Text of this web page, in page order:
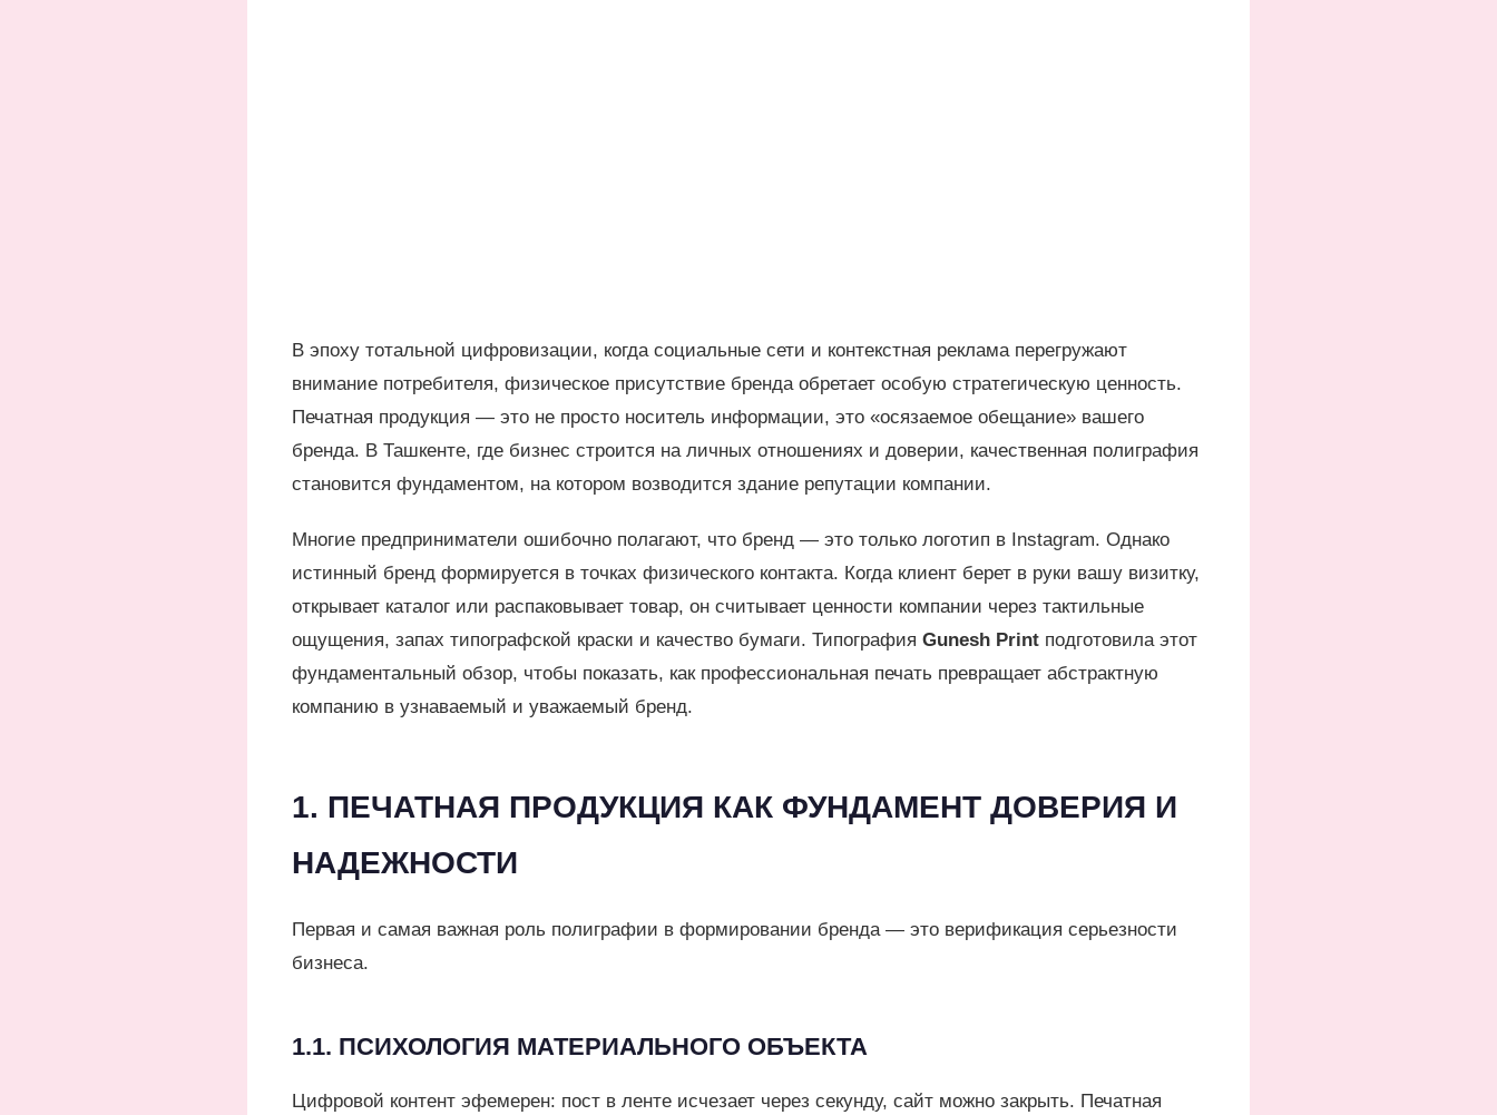
В эпоху тотальной цифровизации, когда социальные сети и контекстная реклама перегружают
внимание потребителя, физическое присутствие бренда обретает особую стратегическую ценность.
Печатная продукция — это не просто носитель информации, это «осязаемое обещание» вашего
бренда. В Ташкенте, где бизнес строится на личных отношениях и доверии, качественная полиграфия
становится фундаментом, на котором возводится здание репутации компании.
Многие предприниматели ошибочно полагают, что бренд — это только логотип в Instagram. Однако
истинный бренд формируется в точках физического контакта. Когда клиент берет в руки вашу визитку,
открывает каталог или распаковывает товар, он считывает ценности компании через тактильные
ощущения, запах типографской краски и качество бумаги. Типография Gunesh Print подготовила этот
фундаментальный обзор, чтобы показать, как профессиональная печать превращает абстрактную
компанию в узнаваемый и уважаемый бренд.
1. ПЕЧАТНАЯ ПРОДУКЦИЯ КАК ФУНДАМЕНТ ДОВЕРИЯ И
НАДЕЖНОСТИ
Первая и самая важная роль полиграфии в формировании бренда — это верификация серьезности
бизнеса.
1.1. ПСИХОЛОГИЯ МАТЕРИАЛЬНОГО ОБЪЕКТА
Цифровой контент эфемерен: пост в ленте исчезает через секунду, сайт можно закрыть. Печатная